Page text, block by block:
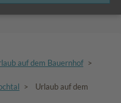
auf dem Bauernhof >
> Urlaub auf dem